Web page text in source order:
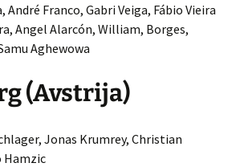
André Franco, Gabri Veiga, Fábio Vieira
Angel Alarcón, William, Borges,
Aghewowa
(Avstrija)
Jonas Krumrey, Christian
Hamzic